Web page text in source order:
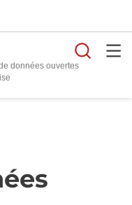
données ouvertes